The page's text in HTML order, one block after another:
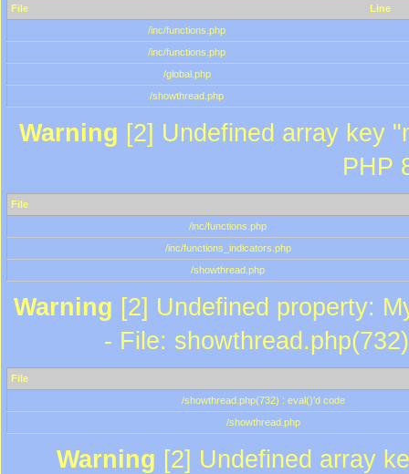
File
Line
/inc/functions.php
/inc/functions.php
/global.php
/showthread.php
Warning [2] Undefined array key
PHP
File
/inc/functions.php
/inc/functions_indicators.php
/showthread.php
Warning [2] Undefined property:
- File:
File
/showthread.php(732) : eval()'d code
/showthread.php
Warning [2] Undefined array